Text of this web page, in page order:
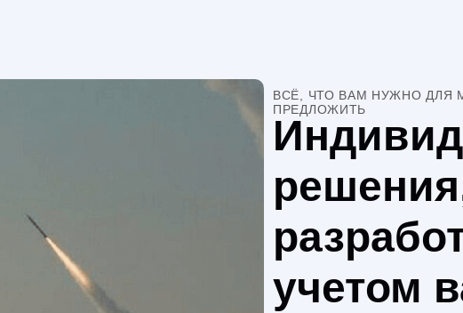
ВСЁ, ЧТО ВАМ НУЖНО ДЛЯ
ПРЕДЛОЖИТЬ
учетом